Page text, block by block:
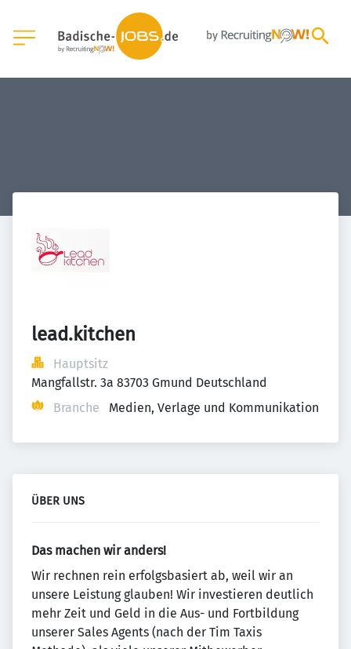
lead.kitchen
Hauptsitz
Mangfallstr. 3a 83703 Gmund Deutschland
Branche
Medien, Verlage und Kommunikation
ÜBER UNS
Das machen wir anders!
Wir rechnen rein erfolgsbasiert ab, weil wir an
unsere Leistung glauben! Wir investieren deutlich
mehr Zeit und Geld in die Aus- und Fortbildung
unserer Sales Agents (nach der Tim Taxis